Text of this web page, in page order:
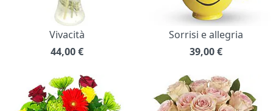
Vivacità
44,00€
Sorrisi e allegria
39,00€